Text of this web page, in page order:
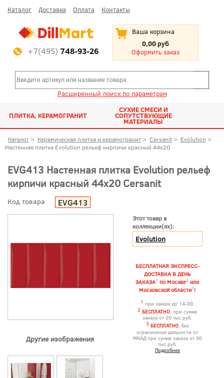
Каталог Доставка Оплата Контакты
+7(495) 748-93-26
Ваша корзина
0,00 руб
Оформить заказ
Расширенный поиск по параметрам
ПЛИТКА, КЕРАМОГРАНИТ
СУХИЕ СМЕСИ И
СОПУТСТВУЮЩИЕ
МАТЕРИАЛЫ
Каталог > Керамическая плитка и керамогранит > Cersanit > Evolution >
Настенная плитка Evolution рельеф кирпичи красный 44x20
EVG413 Настенная плитка Evolution рельеф
кирпичи красный 44x20 Cersanit
Код товара EVG413
Другие изображения
Этот товар в
коллекции(ях):
Evolution
БЕСПЛАТНАЯ ЭКСПРЕСС-
ДОСТАВКА В ДЕНЬ
ЗАКАЗА1 по Москве2 или
Московской области3!
1 при заказе до 14-00.
2 БЕСПЛАТНО, при сумме
заказа от 20 тыс.руб.
3 БЕСПЛАТНО, без
ограничения дальности от
МКАД при сумме заказа от 30
тыс.руб.
Подробнее